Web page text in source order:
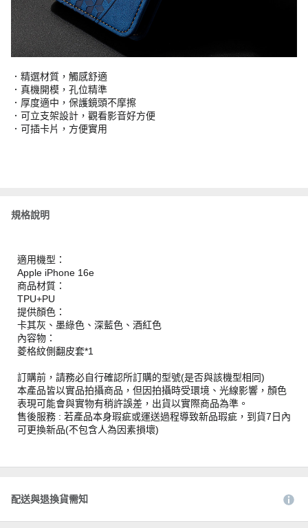
．精選材質，觸感舒適
．真機開模，孔位精準
．厚度適中，保護鏡頭不摩擦
．可立支架設計，觀看影音好方便
．可插卡片，方便實用
規格說明
適用機型：
Apple iPhone 16e
商品材質：
TPU+PU
提供顏色：
卡其灰、墨綠色、深藍色、酒紅色
內容物：
菱格紋側翻皮套*1
訂購前，請務必自行確認所訂購的型號(是否與該機型相同)
本產品皆以實品拍攝商品，但因拍攝時受環境、光線影響，顏色
表現可能會與實物有稍許誤差，出貨以實際商品為準。
售後服務 : 若產品本身瑕疵或運送過程導致新品瑕疵，到貨7日內
可更換新品(不包含人為因素損壞)
配送與退換貨需知